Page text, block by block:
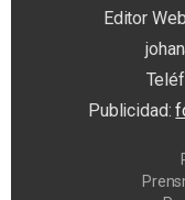
Editor
Publicidad: